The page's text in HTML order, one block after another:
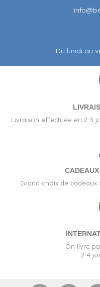
Du lundi au
Livraison effectuée en 2-3
Grand choix de cadeaux
On livre
2-4